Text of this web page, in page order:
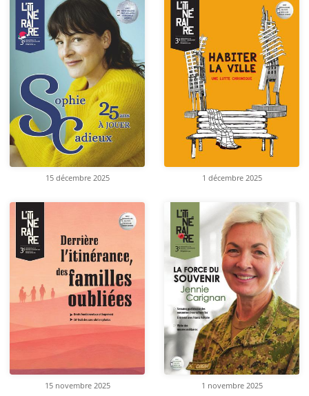
15 décembre 2025 1 décembre 2025
15 novembre 2025 1 novembre 2025